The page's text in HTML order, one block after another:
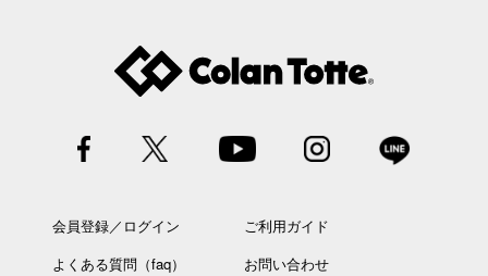
会員登録／ログイン
ご利用ガイド
よくある質問（faq）
お問い合わせ